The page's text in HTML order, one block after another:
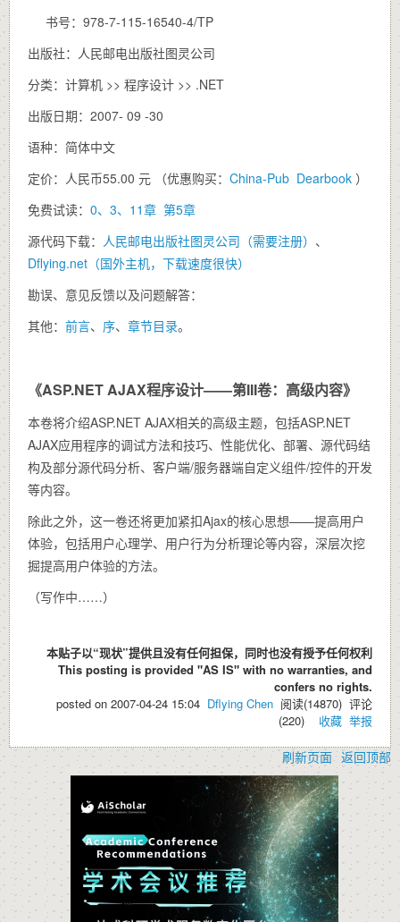
书号：978-7-115-16540-4/TP
出版社：人民邮电出版社图灵公司
分类：计算机 >> 程序设计 >> .NET
出版日期：2007- 09 -30
语种：简体中文
定价：人民币55.00 元 （优惠购买： China-Pub Dearbook ）
免费试读： 0、3、11章 第5章
源代码下载： 人民邮电出版社图灵公司（需要注册） 、
Dflying.net（国外主机，下载速度很快）
勘误、意见反馈以及问题解答：
其他： 前言、 序、 章节目录。
《ASP.NET AJAX程序设计——第III卷：高级内容》
本卷将介绍ASP.NET AJAX相关的高级主题，包括ASP.NET
AJAX应用程序的调试方法和技巧、性能优化、部署、源代码结
构及部分源代码分析、客户端/服务器端自定义组件/控件的开发
等内容。
除此之外，这一卷还将更加紧扣Ajax的核心思想——提高用户
体验，包括用户心理学、用户行为分析理论等内容，深层次挖
掘提高用户体验的方法。
（写作中……）
本贴子以“现状”提供且没有任何担保，同时也没有授予任何权利
This posting is provided "AS IS" with no warranties, and
confers no rights.
posted on 2007-04-24 15:04 Dflying Chen 阅读(14870) 评论
(220) 收藏 举报
刷新页面 返回顶部